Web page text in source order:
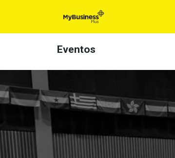
Eventos